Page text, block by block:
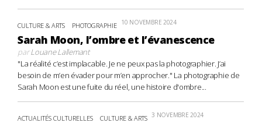
CULTURE & ARTS PHOTOGRAPHIE 10 NOVEMBRE 2024
Sarah Moon, l’ombre et l’évanescence
parLouane Lallemant
"La réalité c’est implacable. Je ne peux pas la photographier. J’ai
besoin de m’en évader pour m’en approcher." La photographie de
Sarah Moon est une fuite du réel, une histoire d'ombre...
ACTUALITÉS CULTURELLES CULTURE & ARTS 3 NOVEMBRE 2024